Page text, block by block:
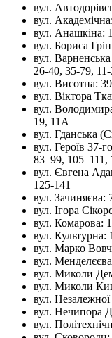
вул.
вул.
вул. Анашкіна:
вул. Бориса
вул.
26-40, 35-79,
вул. Висотна:
вул. Віктора
вул.
19, 11А
вул. Гданська
вул. Героїв 37-
83–99, 105–111,
вул. Євгена
125-141
вул. Зачиняєва:
вул. Ігора
вул. Комарова:
вул. Культурна:
вул. Марко
вул.
вул. Миколи
вул. Миколи
вул.
вул. Нечипора
вул.